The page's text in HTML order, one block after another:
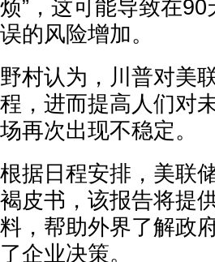
烦”，这可能导致在
误的风险增加。
野村认为，川普对美
程，进而提高人们对
场再次出现不稳定。
根据日程安排，美联
褐皮书，该报告将提
料，帮助外界了解政
了企业决策。